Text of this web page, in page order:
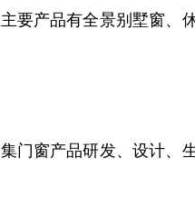
要产品有全景别墅窗、
门窗产品研发、设计、